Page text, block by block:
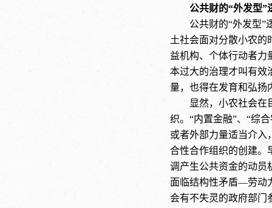
公共财的“外发型”
公共财的“外发型”
土社会面对分散小农的
益机构、个体行动者力
本过大的治理才叫有效
量，也得在发育和弘扬
显然，小农社会在
织。 “内置金融”、“综
或者外部力量适当介入
合性合作组织的创建。
调产生公共资金的动员
面临结构性矛盾—劳动
会有不失灵的政府部门